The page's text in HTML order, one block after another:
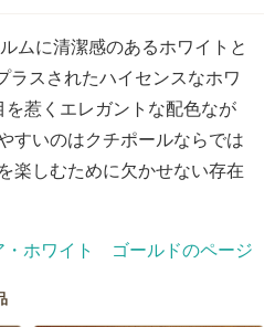
ムに清潔感のあるホワイトと
ラスされたハイセンスなホワ
惹くエレガントな配色なが
すいのはクチポールならでは
楽しむために欠かせない存在
・ホワイト ゴールドのページ